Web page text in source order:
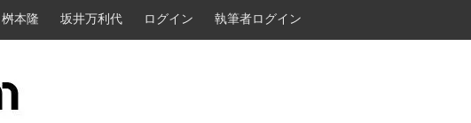
桝本隆 坂井万利代 ログイン 執筆者ログイン